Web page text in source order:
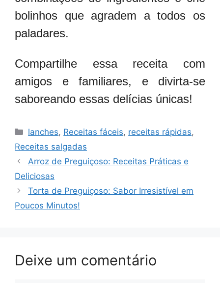
bolinhos que agradem a todos os
paladares.
Compartilhe essa receita com
amigos e familiares, e divirta-se
saboreando essas delícias únicas!
Categorias
lanches, Receitas fáceis, receitas rápidas,
Receitas salgadas
Arroz de Preguiçoso: Receitas Práticas e
Deliciosas
Torta de Preguiçoso: Sabor Irresistível em
Poucos Minutos!
Deixe um comentário